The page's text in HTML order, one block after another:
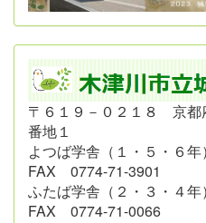
〒６１９－０２１８ 京都
番地１
よつば学舎（１・５・６年）
FAX 0774-71-3901
ふたば学舎（２・３・４年）
FAX 0774-71-0066